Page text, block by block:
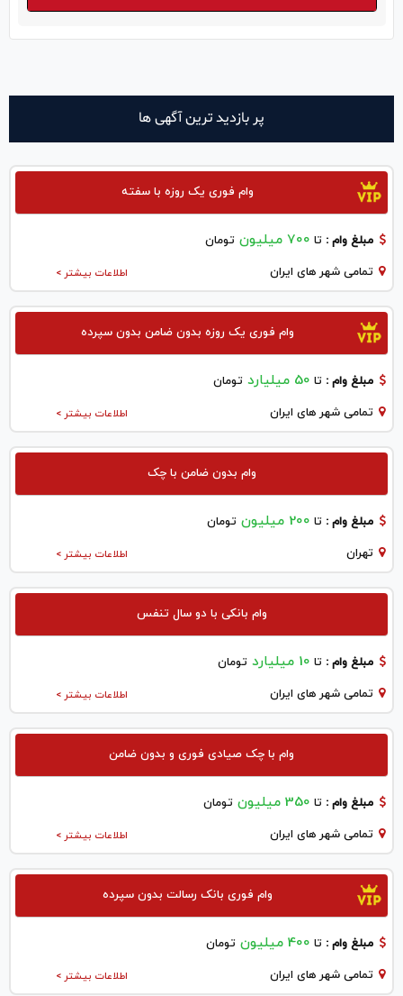
پر بازدید ترین آگهی ها
وام فوری یک روزه با سفته
مبلغ وام : تا 700 میلیون تومان
اطلاعات بیشتر > تمامی شهر های ایران
وام فوری یک روزه بدون ضامن بدون سپرده
مبلغ وام : تا 50 میلیارد تومان
اطلاعات بیشتر > تمامی شهر های ایران
وام بدون ضامن با چک
مبلغ وام : تا 200 میلیون تومان
اطلاعات بیشتر > تهران
وام بانکی با دو سال تنفس
مبلغ وام : تا 10 میلیارد تومان
اطلاعات بیشتر > تمامی شهر های ایران
وام با چک صیادی فوری و بدون ضامن
مبلغ وام : تا 350 میلیون تومان
اطلاعات بیشتر > تمامی شهر های ایران
وام فوری بانک رسالت بدون سپرده
مبلغ وام : تا 400 میلیون تومان
اطلاعات بیشتر > تمامی شهر های ایران